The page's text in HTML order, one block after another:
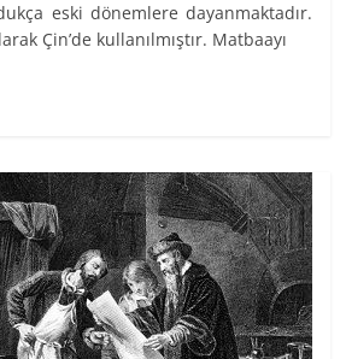
eski dönemlere dayanmaktadır.
Çin’de kullanılmıştır. Matbaayı